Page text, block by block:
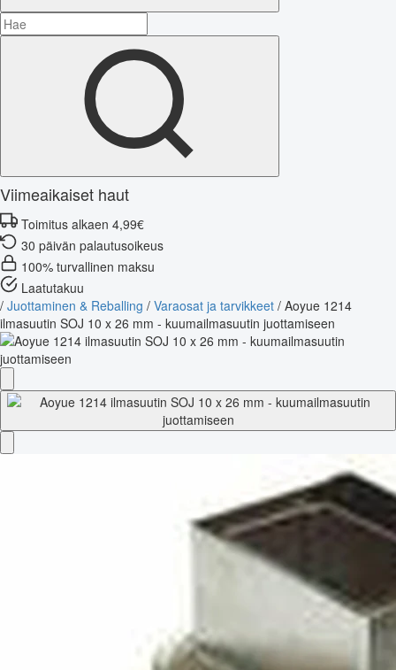
Viimeaikaiset haut
Toimitus alkaen 4,99€
30 päivän palautusoikeus
100% turvallinen maksu
Laatutakuu
/ Juottaminen & Reballing / Varaosat ja tarvikkeet / Aoyue 1214
ilmasuutin SOJ 10 x 26 mm - kuumailmasuutin juottamiseen